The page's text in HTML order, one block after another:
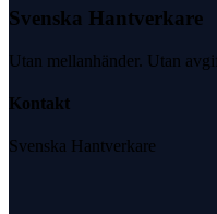
Svenska Hantverkare
Utan mellanhänder. Utan
Kontakt
Svenska Hantverkare